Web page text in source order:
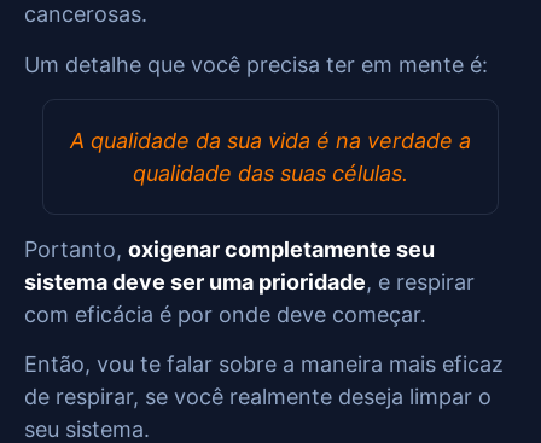
cancerosas.
Um detalhe que você precisa ter em mente é:
A qualidade da sua vida é na verdade a
qualidade das suas células.
Portanto, oxigenar completamente seu
sistema deve ser uma prioridade, e respirar
com eficácia é por onde deve começar.
Então, vou te falar sobre a maneira mais eficaz
de respirar, se você realmente deseja limpar o
seu sistema.